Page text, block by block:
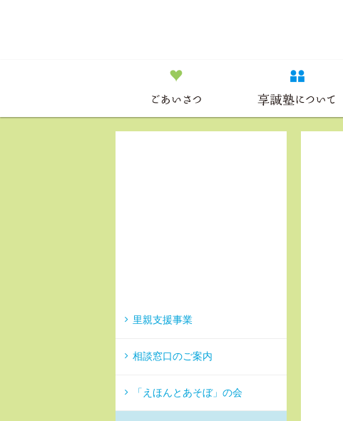
里親支援事業
相談窓口のご案内
「えほんとあそぼ」の会